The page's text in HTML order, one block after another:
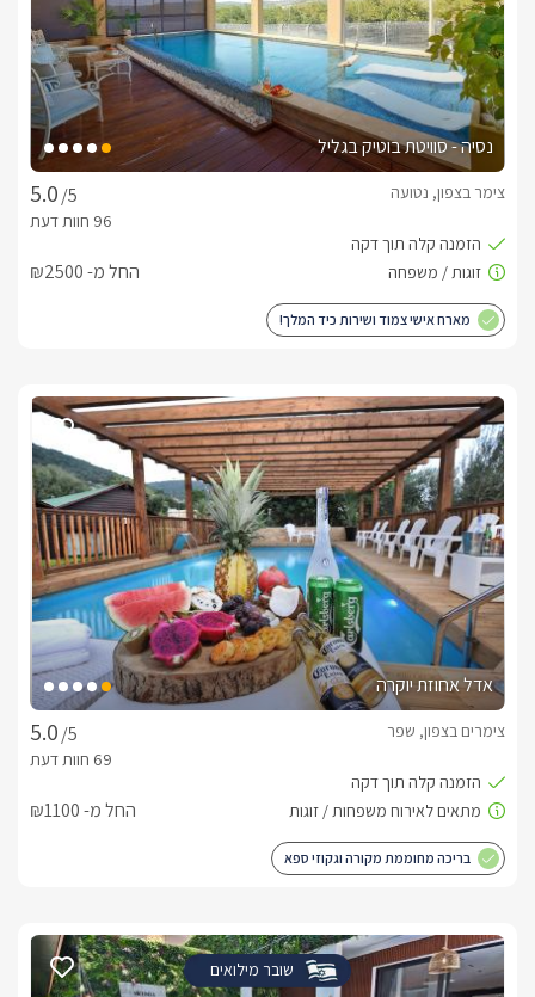
נסיה - סוויטת בוטיק בגליל
/5
צימר בצפון, נטועה
החל מ- ₪2500
מארח אישי צמוד ושירות כיד המלך!
אדל אחוזת יוקרה
/5
צימרים בצפון, שפר
החל מ- ₪1100
בריכה מחוממת מקורה וגקוזי ספא
שובר מילואים